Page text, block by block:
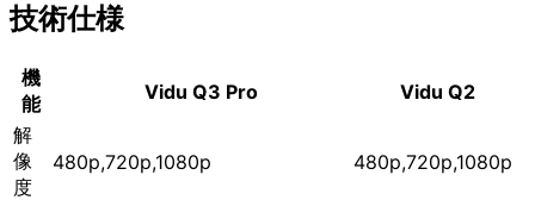
技術仕様
機
能
Vidu Q3 Pro
Vidu Q2
解
像
度
480p,720p,1080p 480p,720p,1080p